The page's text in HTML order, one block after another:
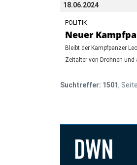
18.06.2024
POLITIK
Neuer
Bleibt der Kampfpanzer
Zeitalter von Drohnen und
Suchtreffer: 1501,